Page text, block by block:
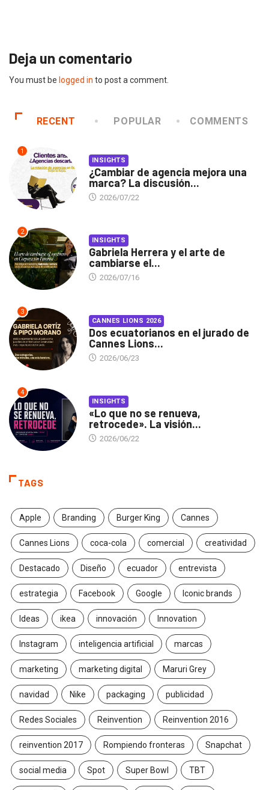
Deja un comentario
You must be logged in to post a comment.
RECENT POPULAR COMMENTS
1
INSIGHTS
¿Cambiar de agencia mejora una
marca? La discusión...
2026/07/22
2
INSIGHTS
Gabriela Herrera y el arte de
cambiarse el...
2026/07/16
3
CANNES LIONS 2026
Dos ecuatorianos en el jurado de
Cannes Lions...
2026/06/23
4
INSIGHTS
«Lo que no se renueva,
retrocede». La visión...
2026/06/22
TAGS
Apple Branding Burger King Cannes
Cannes Lions coca-cola comercial creatividad
Destacado Diseño ecuador entrevista
estrategia Facebook Google Iconic brands
Ideas ikea innovación Innovation
Instagram inteligencia artificial marcas
marketing marketing digital Maruri Grey
navidad Nike packaging publicidad
Redes Sociales Reinvention Reinvention 2016
reinvention 2017 Rompiendo fronteras Snapchat
social media Spot Super Bowl TBT